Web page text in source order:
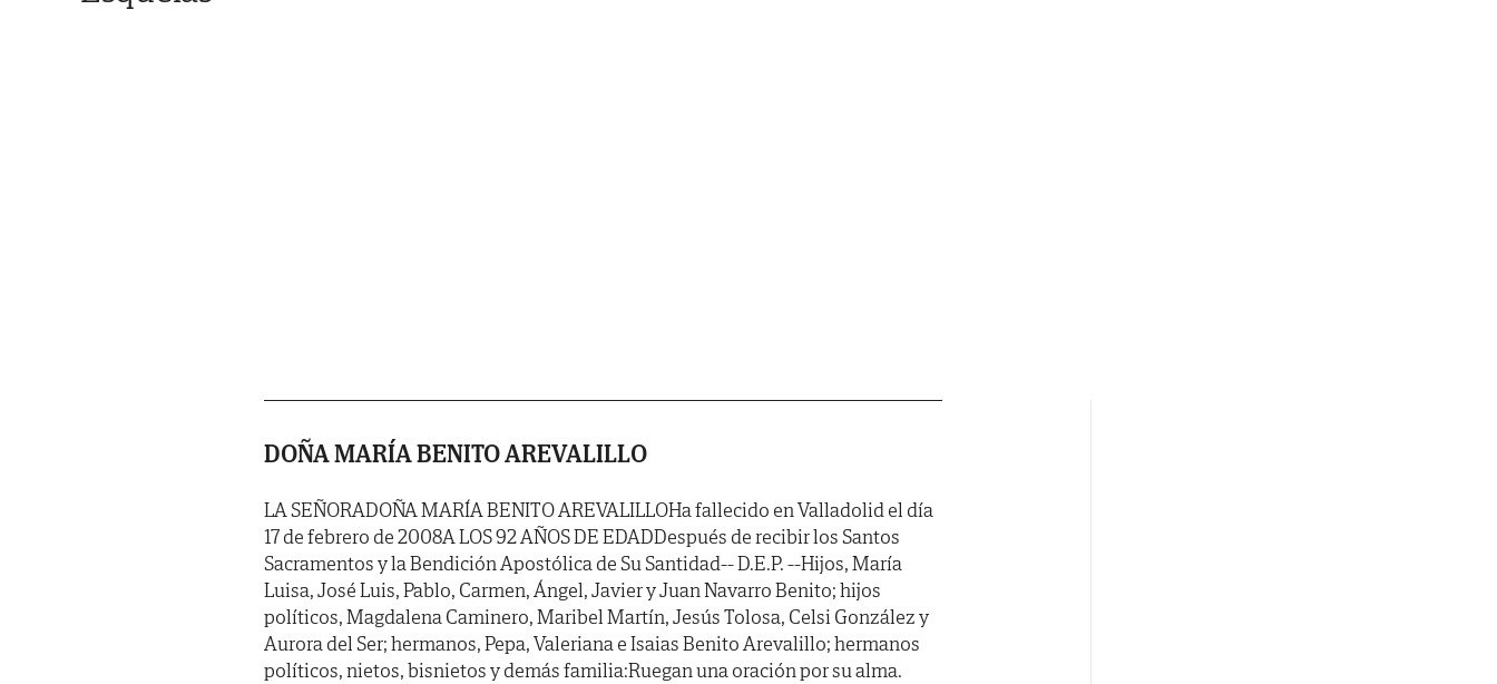
DOÑA MARÍA BENITO AREVALILLO
LA SEÑORADOÑA MARÍA BENITO AREVALILLOHa fallecido en Valladolid el día
17 de febrero de 2008A LOS 92 AÑOS DE EDADDespués de recibir los Santos
Sacramentos y la Bendición Apostólica de Su Santidad--D.E.P.--Hijos, María
Luisa, José Luis, Pablo, Carmen, Ángel, Javier y Juan Navarro Benito; hijos
políticos, Magdalena Caminero, Maribel Martín, Jesús Tolosa, Celsi González y
Aurora del Ser; hermanos, Pepa, Valeriana e Isaias Benito Arevalillo; hermanos
políticos, nietos, bisnietos y demás familia:Ruegan una oración por su alma.